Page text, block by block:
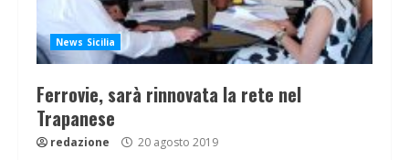
News Sicilia
Ferrovie, sarà rinnovata la rete nel
Trapanese
redazione 20 agosto 2019